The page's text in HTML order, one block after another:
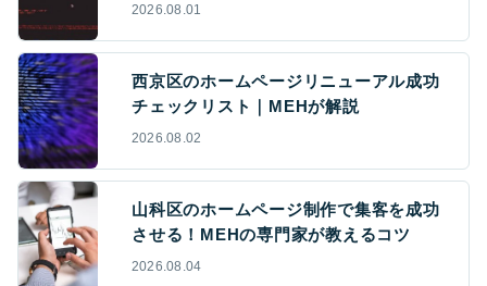
2026.08.01
西京区のホームページリニューアル成功
チェックリスト｜MEHが解説
2026.08.02
山科区のホームページ制作で集客を成功
させる！MEHの専門家が教えるコツ
2026.08.04